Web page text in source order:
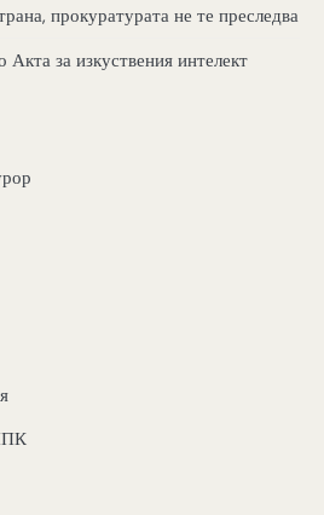
прокуратурата не те преследва
за изкуствения интелект